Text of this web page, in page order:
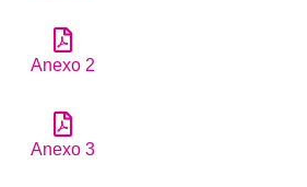
Anexo 2
Anexo 3